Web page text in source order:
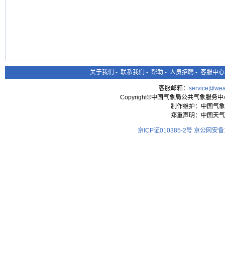
关于我们 - 联系我们 - 帮助 - 人员招聘 - 客服中心
客服邮箱：
Copyright©中国气象局公共气象服务
制作维护：中国气
郑重声明：中国天
京ICP证010385-2号 京公网安